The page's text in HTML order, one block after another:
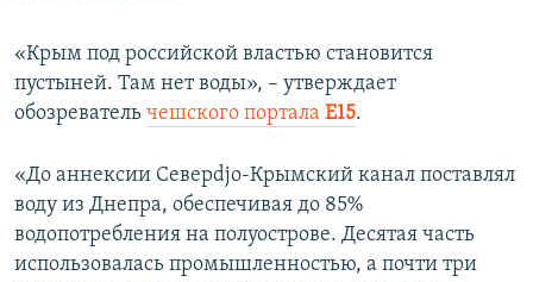
«Крым под российской властью становится
пустыней. Там нет воды», – утверждает
обозреватель чешского портала Е15.
«До аннексии Северdjо-Крымский канал поставлял
воду из Днепра, обеспечивая до 85%
водопотребления на полуострове. Десятая часть
использовалась промышленностью, а почти три